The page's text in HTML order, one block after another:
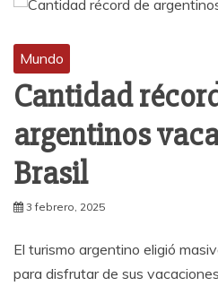
Mundo
Cantidad
argentinos
Brasil
3 febrero, 2025
El turismo argentino eligió
para disfrutar de sus